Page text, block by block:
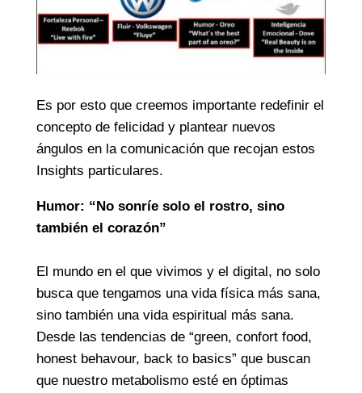
Es por esto que creemos importante redefinir el
concepto de felicidad y plantear nuevos
ángulos en la comunicación que recojan estos
Insights particulares.
Humor: “No sonríe solo el rostro, sino
también el corazón”
El mundo en el que vivimos y el digital, no solo
busca que tengamos una vida física más sana,
sino también una vida espiritual más sana.
Desde las tendencias de “green, confort food,
honest behavour, back to basics” que buscan
que nuestro metabolismo esté en óptimas